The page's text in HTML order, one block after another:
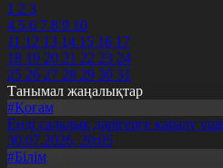
1 2 3
4 5 6 7 8 9 10
11 12 13 14 15 16 17
18 19 20 21 22 23 24
25 26 27 28 29 30 31
Танымал жаңалықтар
#Қоғам
Енді салалық дәрігерге қаралу
30.07.2026, 20:05
#Білім